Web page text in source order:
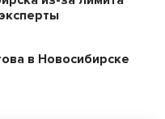
в Новосибирске